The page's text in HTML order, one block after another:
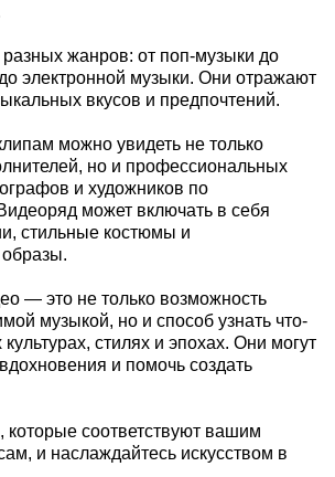
жанров: от поп-музыки до
электронной музыки. Они отражают
вкусов и предпочтений.
можно увидеть не только
но и профессиональных
и художников по
может включать в себя
стильные костюмы и
— это не только возможность
музыкой, но и способ узнать что-
стилях и эпохах. Они могут
и помочь создать
соответствуют вашим
и наслаждайтесь искусством в